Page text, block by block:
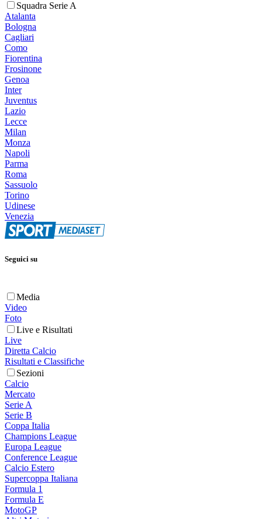
Squadra Serie A
Atalanta
Bologna
Cagliari
Como
Fiorentina
Frosinone
Genoa
Inter
Juventus
Lazio
Lecce
Milan
Monza
Napoli
Parma
Roma
Sassuolo
Torino
Udinese
Venezia
Seguici su
Media
Video
Foto
Live e Risultati
Live
Diretta Calcio
Risultati e Classifiche
Sezioni
Calcio
Mercato
Serie A
Serie B
Coppa Italia
Champions League
Europa League
Conference League
Calcio Estero
Supercoppa Italiana
Formula 1
Formula E
MotoGP